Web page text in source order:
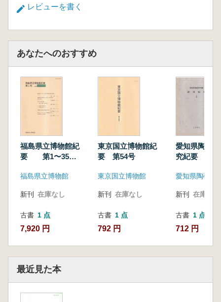
レビューを書く
あなたへのおすすめ
福島県立博物館紀
要 第1〜35
ト)
福島県立博物館
新刊 在庫なし
古書 1 点
7,920 円
東京国立博物館紀
要 第54号
東京国立博物館
新刊 在庫なし
古書 1 点
792 円
愛知県陶磁
究紀要 3
愛知県陶磁資
新刊 在庫なし
古書 1 点
712 円
最近見た本